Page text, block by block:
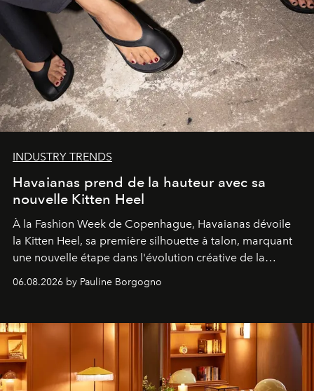
INDUSTRY TRENDS
Havaianas prend de la hauteur avec sa
nouvelle Kitten Heel
À la Fashion Week de Copenhague, Havaianas dévoile
la Kitten Heel, sa première silhouette à talon, marquant
une nouvelle étape dans l'évolution créative de la
06.08.2026 by Pauline Borgogno